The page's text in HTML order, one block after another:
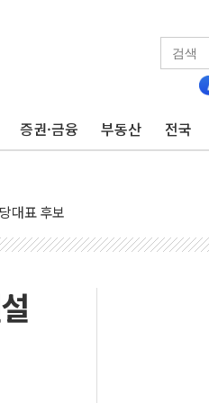
증권·금융 부동산 전국
억 긴급 투입…고수온 양식장 복구·
보'-포항 '산사태 주의보'...경북도,
천 경선 결과 발표...김민석
선 결과 발표...김민석 45.09% 정
융일정(8.10~8.14)